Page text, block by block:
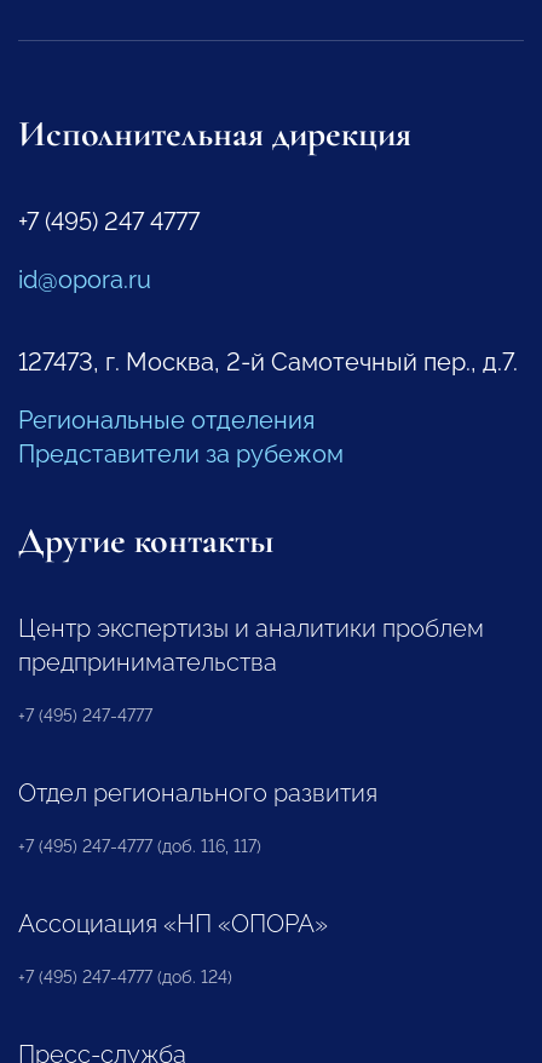
Исполнительная дирекция
+7 (495) 247 4777
id@opora.ru
127473, г. Москва, 2-й Самотечный пер., д.7.
Региональные отделения
Представители за рубежом
Другие контакты
Центр экспертизы и аналитики проблем
предпринимательства
+7 (495) 247-4777
Отдел регионального развития
+7 (495) 247-4777 (доб. 116, 117)
Ассоциация «НП «ОПОРА»
+7 (495) 247-4777 (доб. 124)
Пресс-служба